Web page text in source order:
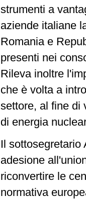
strumenti a
aziende italiane
Romania e
presenti nei
Rileva inoltre
che è volta a
settore, al fine di
di energia
Il sottosegretario
adesione
riconvertire le
normativa